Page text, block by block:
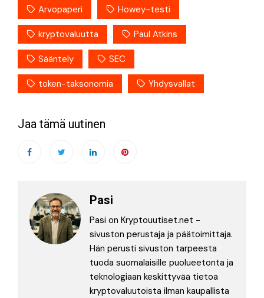
Arvopaperi Howey-testi
kryptovaluutta Paul Atkins
Sääntely SEC
token-taksonomia Yhdysvallat
Jaa tämä uutinen
Pasi
Pasi on Kryptouutiset.net -
sivuston perustaja ja päätoimittaja.
Hän perusti sivuston tarpeesta
tuoda suomalaisille puolueetonta ja
teknologiaan keskittyvää tietoa
kryptovaluutoista ilman kaupallista